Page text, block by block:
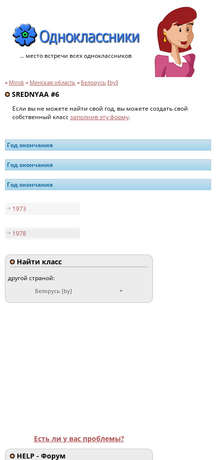
... место встречи всех одноклассников
» Minsk » Минская область » Белорусь [by]
SREDNYAA #6
Если вы не можете найти свой год, вы можете создать свой
собственный классзаполнив эту форму.
Год окончания
Год окончания
Год окончания
1973
1978
Найти класс
другой страной:
Белорусь [by]
Есть ли у вас проблемы?
HELP - Форум